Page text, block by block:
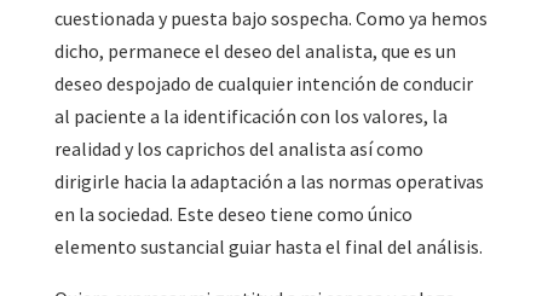
cuestionada y puesta bajo sospecha. Como ya hemos
dicho, permanece el deseo del analista, que es un
deseo despojado de cualquier intención de conducir
al paciente a la identificación con los valores, la
realidad y los caprichos del analista así como
dirigirle hacia la adaptación a las normas operativas
en la sociedad. Este deseo tiene como único
elemento sustancial guiar hasta el final del análisis.